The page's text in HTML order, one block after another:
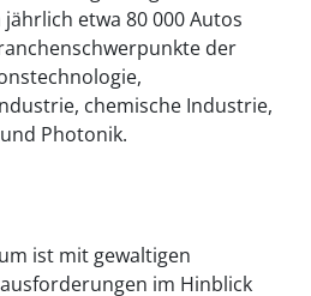
etwa 80 000 Autos
der
chemische Industrie,
Photonik.
ist mit gewaltigen
im Hinblick